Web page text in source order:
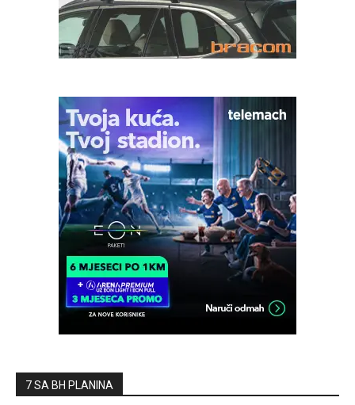
7 SA BH PLANINA